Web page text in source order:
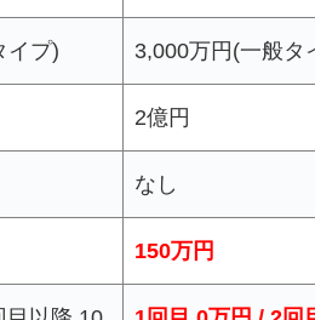
イプ) 3,000万円(一般タ
2億円
なし
150万円